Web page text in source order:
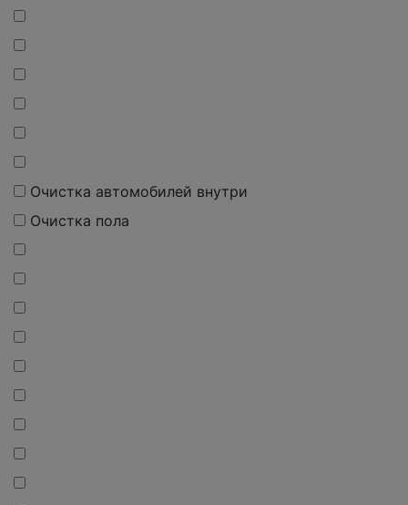
Очистка автомобилей внутри
Очистка пола